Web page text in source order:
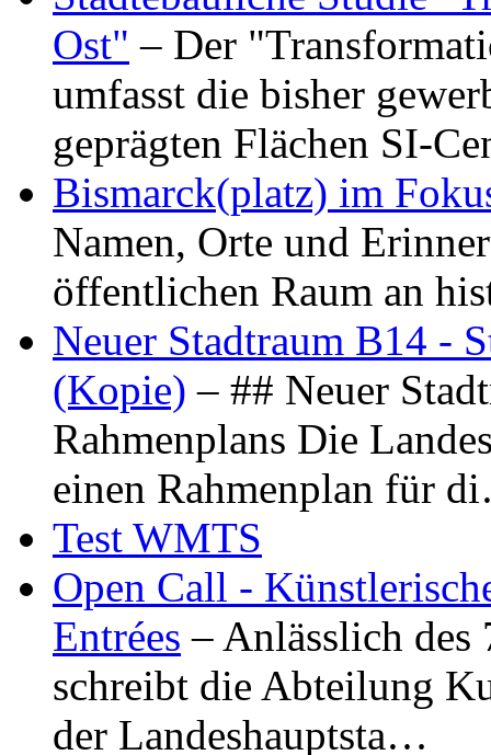
Ost" – Der
umfasst die bisher
geprägten Flächen SI-
Bismarck(platz) im
Namen, Orte und
öffentlichen Raum an
Neuer Stadtraum B14 -
(Kopie) – ## Neuer
Rahmenplans Die
einen Rahmenplan für
Test WMTS
Open Call -
Entrées – Anlässlich
schreibt die Abteilung
der Landeshauptsta…